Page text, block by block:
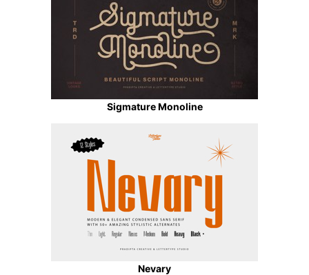
Sigmature Monoline
Nevary